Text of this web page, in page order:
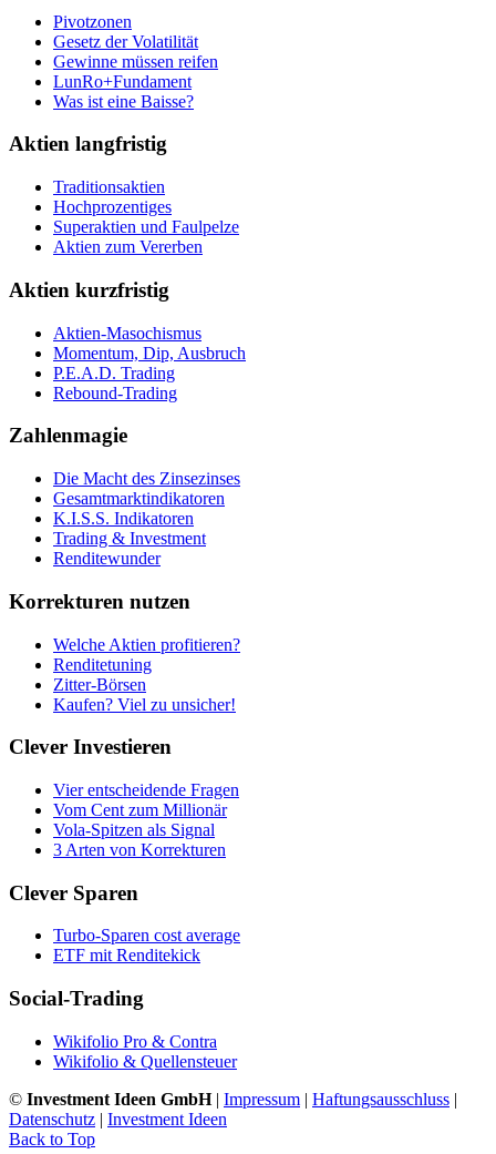
Pivotzonen
Gesetz der Volatilität
Gewinne müssen reifen
LunRo+Fundament
Was ist eine Baisse?
Aktien langfristig
Traditionsaktien
Hochprozentiges
Superaktien und Faulpelze
Aktien zum Vererben
Aktien kurzfristig
Aktien-Masochismus
Momentum, Dip, Ausbruch
P.E.A.D. Trading
Rebound-Trading
Zahlenmagie
Die Macht des Zinsezinses
Gesamtmarktindikatoren
K.I.S.S. Indikatoren
Trading & Investment
Renditewunder
Korrekturen nutzen
Welche Aktien profitieren?
Renditetuning
Zitter-Börsen
Kaufen? Viel zu unsicher!
Clever Investieren
Vier entscheidende Fragen
Vom Cent zum Millionär
Vola-Spitzen als Signal
3 Arten von Korrekturen
Clever Sparen
Turbo-Sparen cost average
ETF mit Renditekick
Social-Trading
Wikifolio Pro & Contra
Wikifolio & Quellensteuer
© Investment Ideen GmbH| Impressum | Haftungsausschluss |
Datenschutz | Investment Ideen
Back to Top